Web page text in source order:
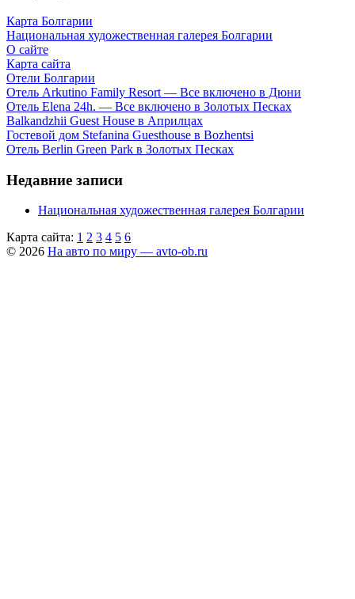
Карта Болгарии
Национальная художественная галерея Болгарии
О сайте
Карта сайта
Отели Болгарии
Отель Arkutino Family Resort — Все включено в Дюни
Отель Elena 24h. — Все включено в Золотых Песках
Balkandzhii Guest House в Априлцах
Гостевой дом Stefanina Guesthouse в Bozhentsi
Отель Berlin Green Park в Золотых Песках
Недавние записи
Национальная художественная галерея Болгарии
Карта сайта: 1 2 3 4 5 6
© 2026 На авто по миру — avto-ob.ru